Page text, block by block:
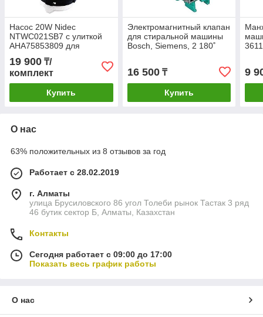
Насос 20W Nidec
NTWC021SB7 с улиткой
AHA75853809 для
стиральной машины LG
NIDEC NTWC021SB7
DC26V Class B AHA75
19 900 ₸/
комплект
Купить
Электромагнитный клапан
для стиральной машины
Bosch, Siemens, 2 180˚
16 500₸
Купить
9
О нас
63% положительных из 8 отзывов за год
Работает с 28.02.2019
г. Алматы
улица Брусиловского 86 угол Толеби рынок Тастак 3 ряд
46 бутик сектор Б, Алматы, Казахстан
Контакты
Сегодня работает с 09:00 до 17:00
Показать весь график работы
О нас